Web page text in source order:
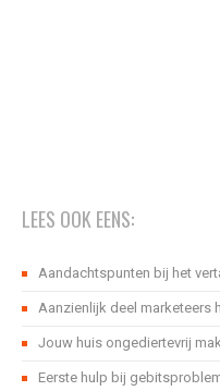
LEES OOK EENS:
Aandachtspunten bij het
Aanzienlijk deel marketeers
Jouw huis ongediertevrij
Eerste hulp bij